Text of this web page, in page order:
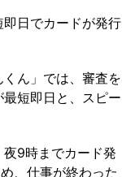
日でカードが発行
ん」では、審査を
短即日と、スピー
9時までカード発
、仕事が終わった